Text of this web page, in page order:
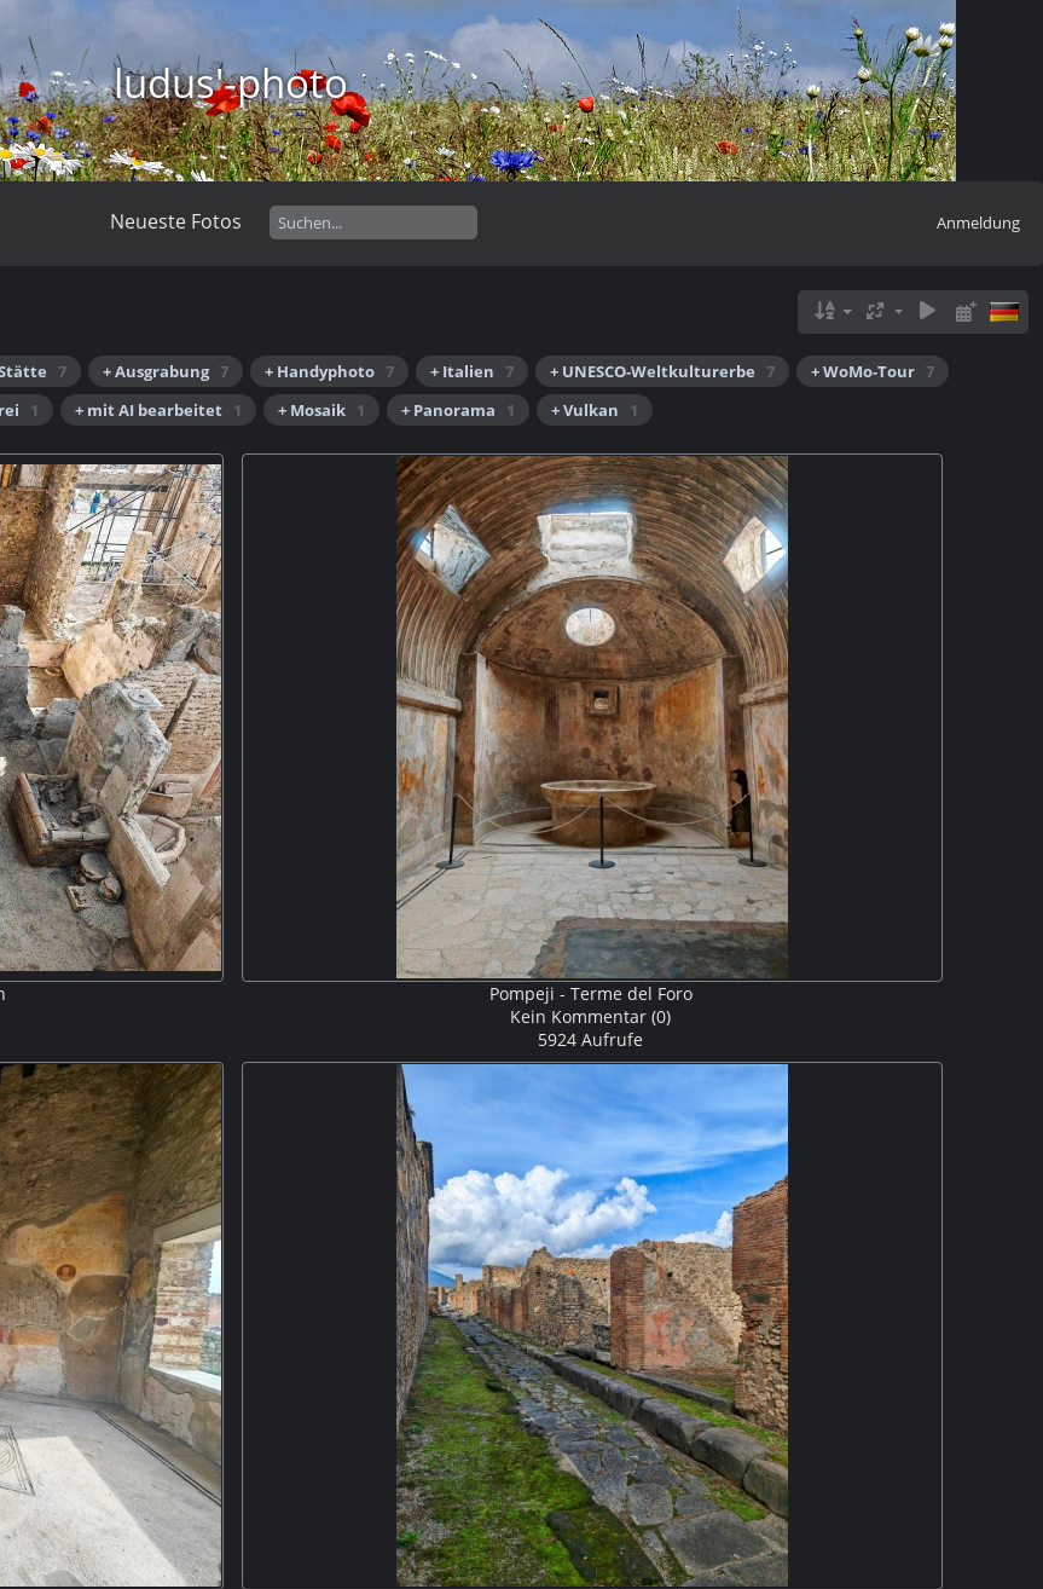
ludus'-photo
Neueste Fotos Anmeldung
7 + Ausgrabung 7 + Handyphoto 7 + Italien 7 + UNESCO-Weltkulturerbe 7 + WoMo-Tour 7
1 + mit AI bearbeitet 1 + Mosaik 1 + Panorama 1 + Vulkan 1
von denen 45 Hektar
Ausgrabungen, die wohl
Pompeji - Terme del Foro
Kein Kommentar (0)
5924 Aufrufe
Die zentrale Therme, auch Terme del Foro bestand aus mehreren Räumen. Das Caldarium
(Heißbad) ist der größte und zentrale Saal der Anlage. M5P